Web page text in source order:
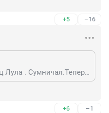
+5 –16
Ну что сказать. Молодец Лула . Сумничал.Теперь выборы еще и проиграет
+6 –1